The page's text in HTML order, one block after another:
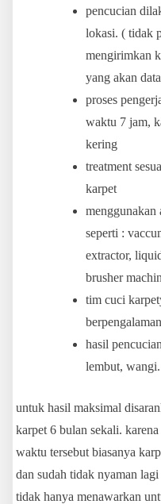
pencucian
lokasi. ( tidak
mengirimkan
yang akan
proses
waktu 7 jam,
kering
treatment
karpet
menggunakan
seperti :
extractor,
brusher
tim cuci
hasil
lembut, wangi.
untuk hasil maksimal
karpet 6 bulan sekali.
waktu tersebut biasanya
dan sudah tidak nyaman
tidak hanya menawarkan